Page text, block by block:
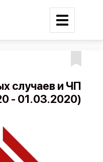
случаев и ЧП
- 01.03.2020)